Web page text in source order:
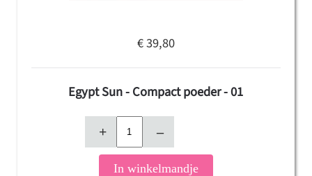
€ 39,80
Egypt Sun - Compact poeder - 01
+ –
In winkelmandje